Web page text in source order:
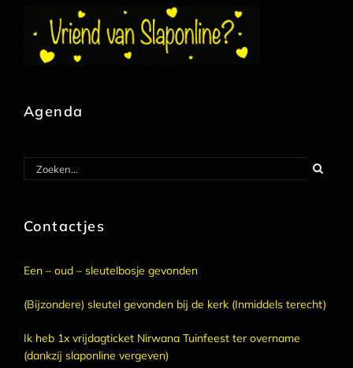
Agenda
Zoeken
naar:
Contactjes
Een – oud – sleutelbosje gevonden
(Bijzondere) sleutel gevonden bij de kerk (Inmiddels terecht)
Ik heb 1x vrijdagticket Nirwana Tuinfeest ter overname
(dankzij slaponline vergeven)